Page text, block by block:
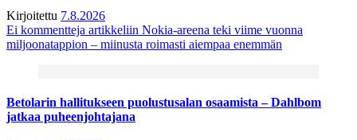
Kirjoitettu 7.8.2026
Ei kommentteja artikkeliin Nokia-areena teki viime vuonna
miljoonatappion – miinusta roimasti aiempaa enemmän
Betolarin hallitukseen puolustusalan osaamista – Dahlbom
jatkaa puheenjohtajana